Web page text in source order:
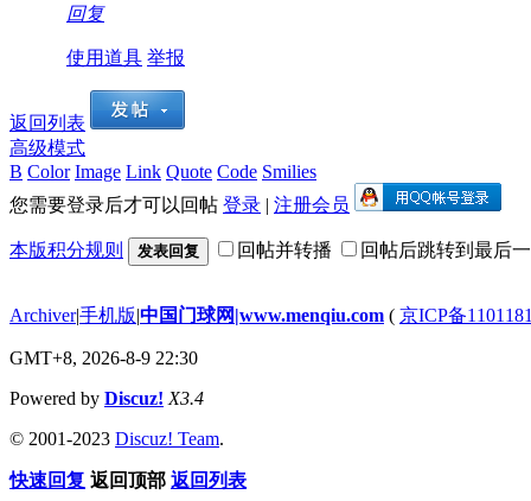
回复
使用道具 举报
返回列表
高级模式
B Color Image Link Quote Code Smilies
您需要登录后才可以回帖 登录 | 注册会员
本版积分规则 发表回复 回帖并转播 回帖后跳转到最后
Archiver|手机版|中国门球网|www.menqiu.com ( 京ICP备
GMT+8, 2026-8-9 22:30
Powered by Discuz! X3.4
© 2001-2023 Discuz! Team.
快速回复 返回顶部 返回列表